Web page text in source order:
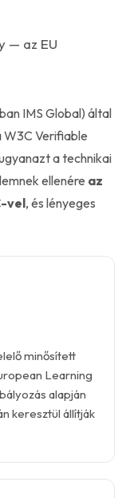
— az EU
IMS Global) által
Verifiable
a technikai
ellenére az
vel, és lényeges
minősített
Learning
alapján
keresztül állítják